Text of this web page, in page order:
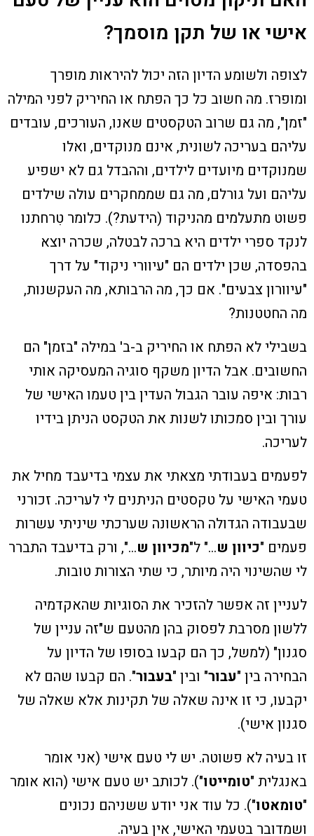
אישי או של תקן מוסמך?
לצופה ולשומע הדיון הזה יכול להיראות מופרך
ומופרז. מה חשוב כל כך הפתח או החיריק לפני המילה
"זמן", מה גם שרוב הטקסטים שאנו, העורכים, עובדים
עליהם בעריכה לשונית, אינם מנוקדים, ואלו
שמנוקדים מיועדים לילדים, וההבדל גם לא ישפיע
עליהם ועל גורלם, מה גם שממחקרים עולה שילדים
פשוט מתעלמים מהניקוד (הידעת?). כלומר טִרחתנו
לנקד ספרי ילדים היא ברכה לבטלה, שכרה יוצא
בהפסדה, שכן ילדים הם "עיוורי ניקוד" על דרך
"עיוורון צבעים". אם כך, מה הרבותא, מה העקשנות,
מה החטטנות?
בשבילי לא הפתח או החיריק ב-ב' במילה "בזמן" הם
החשובים. אבל הדיון משקף סוגיה המעסיקה אותי
רבות: איפה עובר הגבול העדין בין טעמו האישי של
עורך ובין סמכותו לשנות את הטקסט הניתן בידיו
לעריכה.
לפעמים בעבודתי מצאתי את עצמי בדיעבד מחיל את
טעמי האישי על טקסטים הניתנים לי לעריכה. זכורני
שבעבודה הגדולה הראשונה שערכתי שיניתי עשרות
פעמים "כיוון ש…" ל"מכיוון ש…", ורק בדיעבד התברר
לי שהשינוי היה מיותר, כי שתי הצורות טובות.
לעניין זה אפשר להזכיר את הסוגיות שהאקדמיה
ללשון מסרבת לפסוק בהן מהטעם ש"זה עניין של
סגנון" (למשל, כך הם קבעו בסופו של הדיון על
הבחירה בין "עבור" ובין "בעבור". הם קבעו שהם לא
יקבעו, כי זו אינה שאלה של תקינות אלא שאלה של
סגנון אישי).
זו בעיה לא פשוטה. יש לי טעם אישי (אני אומר
באנגלית "טומייטו"). לכותב יש טעם אישי (הוא אומר
"טומאטו"). כל עוד אני יודע ששניהם נכונים
ושמדובר בטעמי האישי, אין בעיה.